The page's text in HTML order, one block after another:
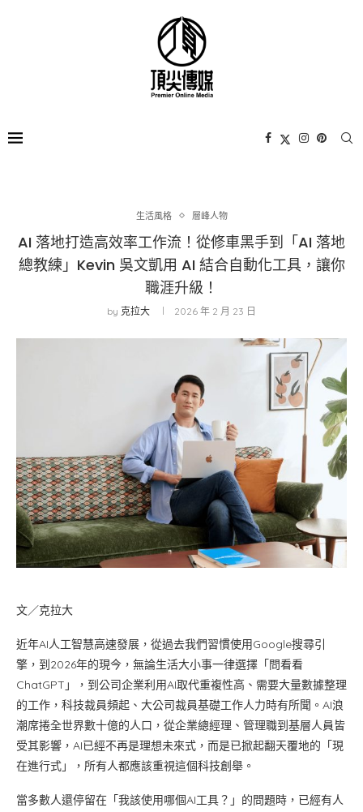
生活風格 層峰⼈物
AI 落地打造高效率工作流！從修車黑手到「AI 落地
總教練」Kevin 吳文凱用 AI 結合自動化工具，讓你
職涯升級！
by 克拉大 2026 年 2 月 23 日
文／克拉大
近年AI人工智慧高速發展，從過去我們習慣使用Google搜尋引
擎，到2026年的現今，無論生活大小事一律選擇「問看看
ChatGPT」，到公司企業利用AI取代重複性高、需要大量數據整理
的工作，科技裁員頻起、大公司裁員基礎工作人力時有所聞。AI浪
潮席捲全世界數十億的人口，從企業總經理、管理職到基層人員皆
受其影響，AI已經不再是理想未來式，而是已掀起翻天覆地的「現
在進行式」，所有人都應該重視這個科技創舉。
當多數人還停留在「我該使用哪個AI工具？」的問題時，已經有人